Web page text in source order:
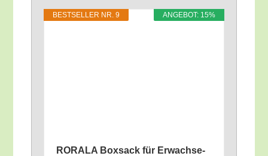
ANGE­BOT: 15%
BEST­SEL­LER NR. 9
RORALA Box­sack für Erwach­se­